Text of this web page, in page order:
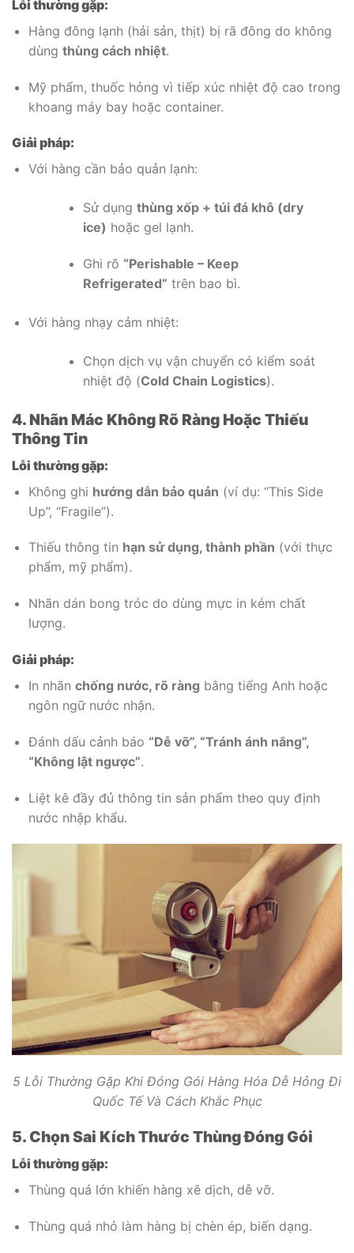
Lỗi thường gặp:
Hàng đông lạnh (hải sản, thịt) bị rã đông do không
dùng thùng cách nhiệt.
Mỹ phẩm, thuốc hỏng vì tiếp xúc nhiệt độ cao trong
khoang máy bay hoặc container.
Giải pháp:
Với hàng cần bảo quản lạnh:
Sử dụng thùng xốp + túi đá khô (dry
ice) hoặc gel lạnh.
Ghi rõ “Perishable – Keep
Refrigerated” trên bao bì.
Với hàng nhạy cảm nhiệt:
Chọn dịch vụ vận chuyển có kiểm soát
nhiệt độ (Cold Chain Logistics).
4. Nhãn Mác Không Rõ Ràng Hoặc Thiếu
Thông Tin
Lỗi thường gặp:
Không ghi hướng dẫn bảo quản (ví dụ: “This Side
Up”, “Fragile”).
Thiếu thông tin hạn sử dụng, thành phần (với thực
phẩm, mỹ phẩm).
Nhãn dán bong tróc do dùng mực in kém chất
lượng.
Giải pháp:
In nhãn chống nước, rõ ràng bằng tiếng Anh hoặc
ngôn ngữ nước nhận.
Đánh dấu cảnh báo “Dễ vỡ”, “Tránh ánh nắng”,
“Không lật ngược”.
Liệt kê đầy đủ thông tin sản phẩm theo quy định
nước nhập khẩu.
5 Lỗi Thường Gặp Khi Đóng Gói Hàng Hóa Dễ Hỏng Đi
Quốc Tế Và Cách Khắc Phục
5. Chọn Sai Kích Thước Thùng Đóng Gói
Lỗi thường gặp:
Thùng quá lớn khiến hàng xê dịch, dễ vỡ.
Thùng quá nhỏ làm hàng bị chèn ép, biến dạng.